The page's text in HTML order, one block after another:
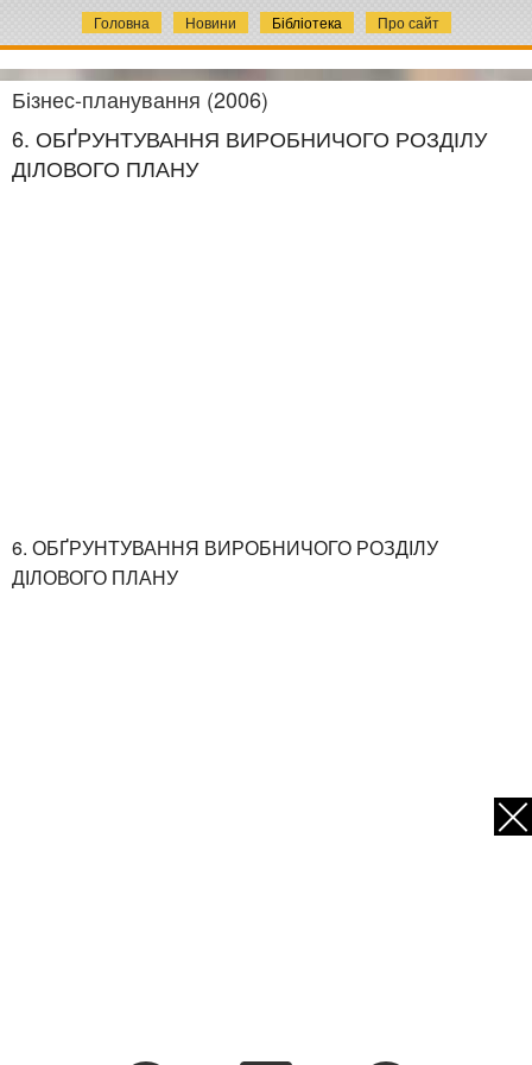
Головна Новини Бібліотека Про сайт
Бізнес-планування (2006)
6. ОБҐРУНТУВАННЯ ВИРОБНИЧОГО РОЗДІЛУ
ДІЛОВОГО ПЛАНУ
6. ОБҐРУНТУВАННЯ ВИРОБНИЧОГО РОЗДІЛУ
ДІЛОВОГО ПЛАНУ